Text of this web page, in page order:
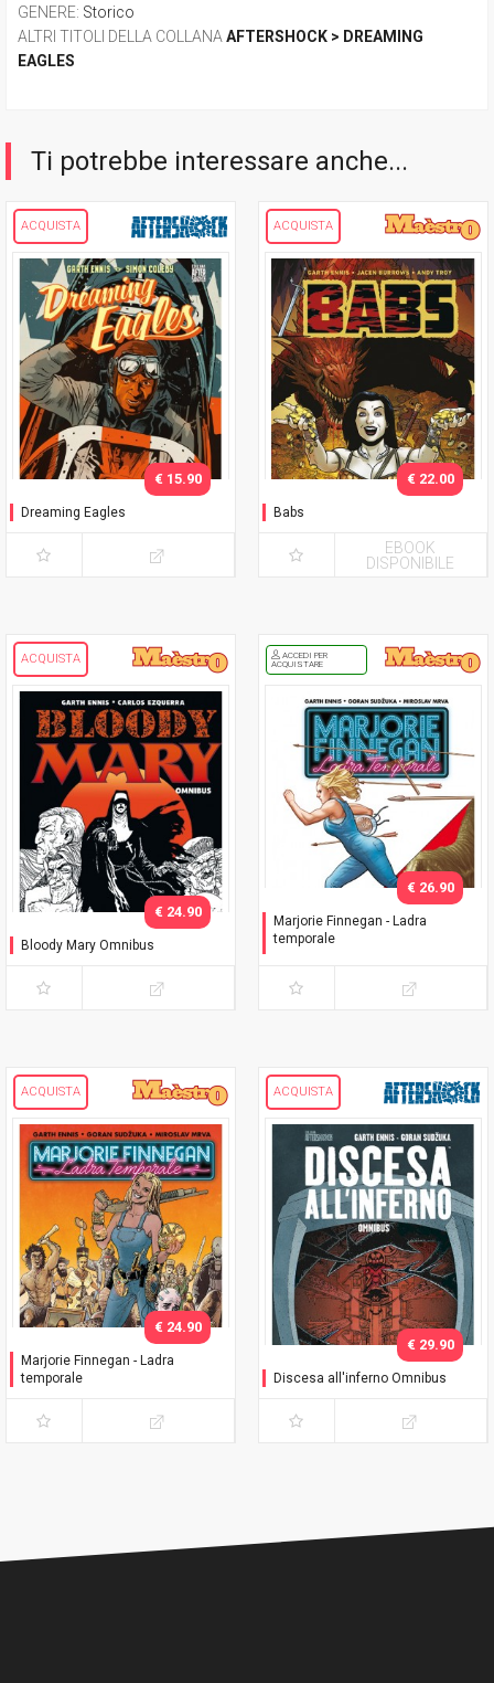
GENERE: Storico
ALTRI TITOLI DELLA COLLANA AFTERSHOCK > DREAMING
EAGLES
Ti potrebbe interessare anche...
ACQUISTA
Dreaming Eagles
€ 15.90
ACQUISTA
Babs
€ 22.00
EBOOK
DISPONIBILE
ACQUISTA
Bloody Mary Omnibus
€ 24.90
ACCEDI PER
ACQUISTARE
Marjorie Finnegan - Ladra
temporale
€ 26.90
ACQUISTA
Marjorie Finnegan - Ladra
temporale
€ 24.90
ACQUISTA
Discesa all'inferno Omnibus
€ 29.90